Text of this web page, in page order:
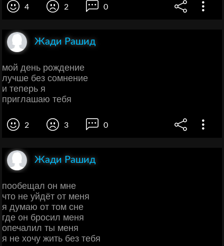
4 2 0
Жади Рашид
мой день рождение
лучше без сомнение
и теперь я
приглашаю тебя
2 3 0
Жади Рашид
пообещал он мне
что не уйдёт от меня
я думаю от том сне
где он бросил меня
опечалил ты меня
я не хочу жить без тебя